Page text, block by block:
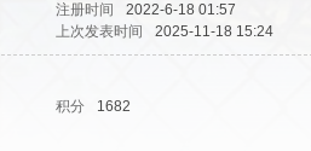
注册时间 2022-6-18 01:57
上次发表时间 2025-11-18 15:24
积分 1682